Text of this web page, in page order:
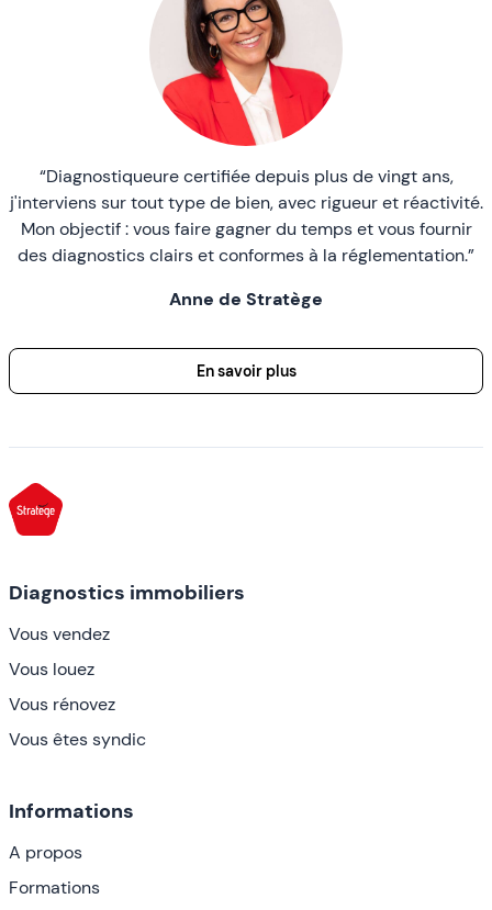
“Diagnostiqueure certifiée depuis plus de vingt ans,
j'interviens sur tout type de bien, avec rigueur et réactivité.
Mon objectif : vous faire gagner du temps et vous fournir
des diagnostics clairs et conformes à la réglementation.”
Anne de Stratège
En savoir plus
Diagnostics immobiliers
Vous vendez
Vous louez
Vous rénovez
Vous êtes syndic
Informations
A propos
Formations